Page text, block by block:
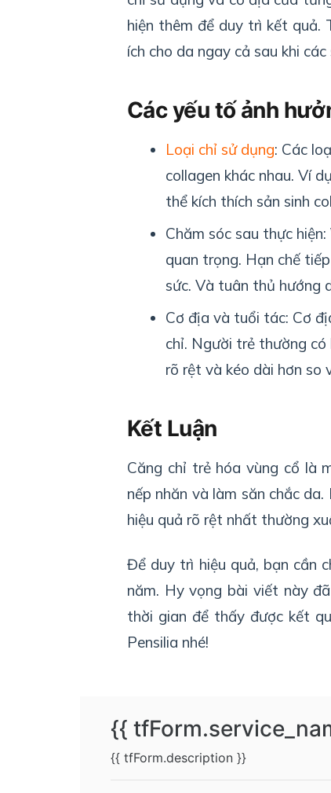
hiện thêm để duy trì kết quả.
ích cho da ngay cả sau khi
Các yếu tố ảnh
Loại chỉ sử dụng: Các
collagen khác nhau. Ví
thể kích thích sản sinh
Chăm sóc sau thực
quan trọng. Hạn chế
sức. Và tuân thủ hướng
Cơ địa và tuổi tác: Cơ
chỉ. Người trẻ thường có
rõ rệt và kéo dài hơn so
Kết Luận
Căng chỉ trẻ hóa vùng cổ là
nếp nhăn và làm săn chắc
hiệu quả rõ rệt nhất thường
Để duy trì hiệu quả, bạn cần
năm. Hy vọng bài viết này
thời gian để thấy được kết
Pensilia nhé!